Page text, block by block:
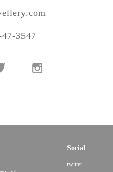
3547
Social
twitter